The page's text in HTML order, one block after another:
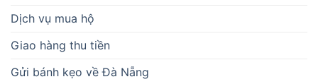
Dịch vụ mua hộ
Giao hàng thu tiền
Gửi bánh kẹo về Đà Nẵng